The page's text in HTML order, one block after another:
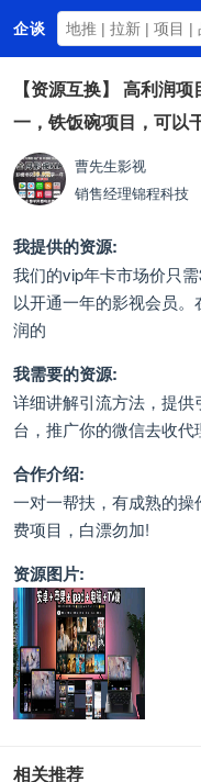
企谈
首页
商务资源
资讯动态
关于我们
【资源互换】 高利润项
一，铁饭碗项目，可以
曹先生影视
销售经理锦程科技
我提供的资源:
我们的vip年卡市场价只
以开通一年的影视会员
润的
我需要的资源:
详细讲解引流方法，提
台，推广你的微信去收
合作介绍:
一对一帮扶，有成熟的
费项目，白漂勿加!
资源图片:
相关推荐